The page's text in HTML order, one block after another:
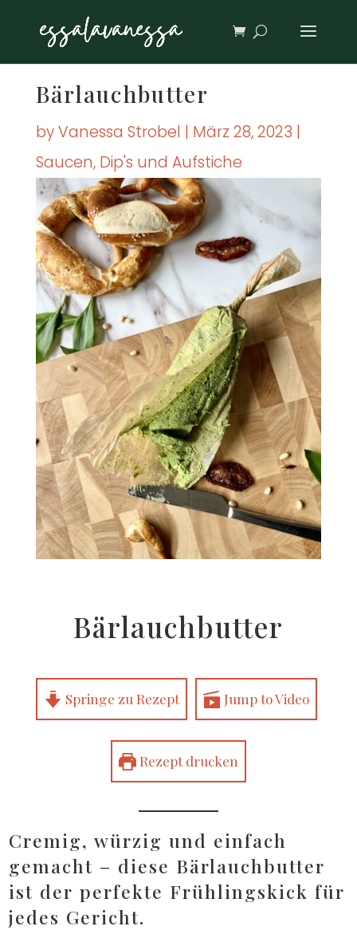
Bär­lauch­but­ter
byVanessa Strobel | März 28, 2023 |
Saucen, Dip's und Aufstiche
Bär­lauch­but­ter
Sprin­ge zu Rezept Jump to Video
Rezept dru­cken
Cre­mig, wür­zig und ein­fach
gemacht – die­se Bär­lauch­but­ter
ist der per­fek­te Früh­lings­kick für
jedes Gericht.